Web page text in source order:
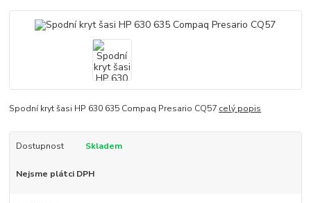
Spodní kryt šasi HP 630 635 Compaq Presario CQ57 celý popis
Dostupnost Skladem
Nejsme plátci DPH